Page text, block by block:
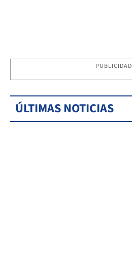
PUBLICIDAD
ÚLTIMAS NOTICIAS